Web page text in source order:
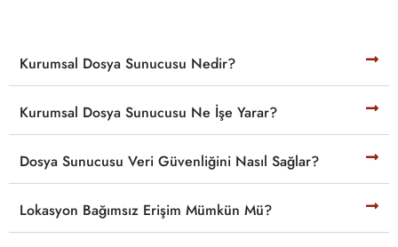
Kurumsal Dosya Sunucusu Nedir?
Kurumsal Dosya Sunucusu Ne İşe Yarar?
Dosya Sunucusu Veri Güvenliğini Nasıl Sağlar?
Lokasyon Bağımsız Erişim Mümkün Mü?